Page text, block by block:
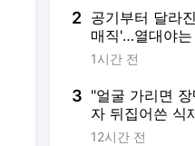
2 공기부터 달라
매직'…열대야
폭염은 계속
1시간 전
3 "얼굴 가리면
자 뒤집어쓴 식
습 털이 고발
12시간 전